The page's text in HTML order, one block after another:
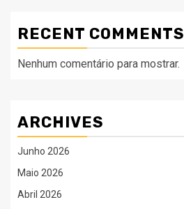
RECENT COMMENTS
Nenhum comentário para mostrar.
ARCHIVES
Junho 2026
Maio 2026
Abril 2026